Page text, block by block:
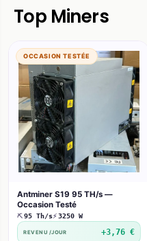
Top Miners
OCCASION TESTÉE
Antminer S19 95 TH/s —
Occasion Testé
⛏95 Th/s⚡3250 W
REVENU /JOUR +3,76 €